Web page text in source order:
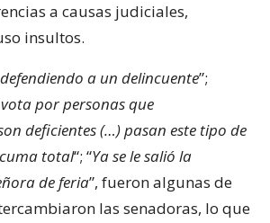
a causas judiciales,
insultos.
a un delincuente”;
por personas que
deficientes (…) pasan este tipo de
total“; “Ya se le salió la
de feria”, fueron algunas de
las senadoras, lo que